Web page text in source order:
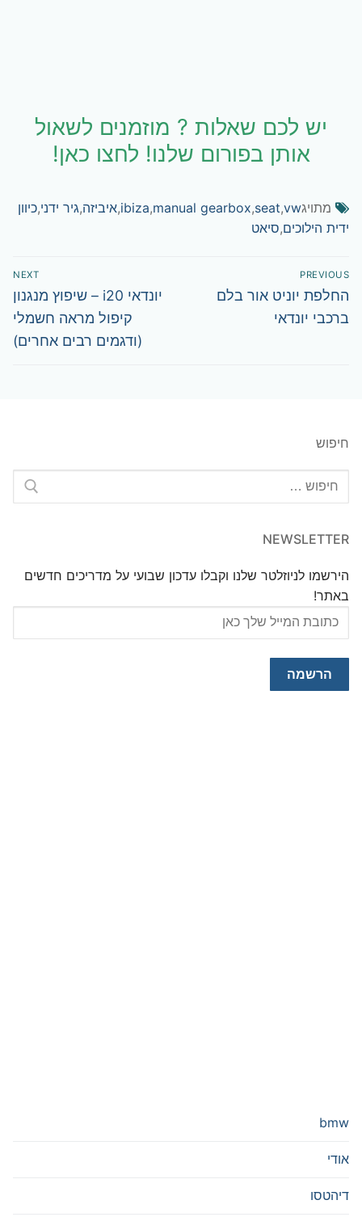
יש לכם שאלות ? מוזמנים לשאול
אותן בפורום שלנו! לחצו כאן!
מתויג ibiza,manual gearbox,seat,vw
,איביזה,גיר ידני,כיוון
ידית הילוכים,סיאט
ניווט
PREVIOUS
Previous
post:
החלפת יוניט אור בלם
ברכבי יונדאי
NEXT
Next
יונדאי i20 – שיפוץ מנגנון
קיפול מראה חשמלי
(ודגמים רבים אחרים)
חיפוש
חפש:
NEWSLETTER
הירשמו לניוזלטר שלנו וקבלו עדכון שבועי על מדריכים חדשים
באתר!
bmw
אודי
דיהטסו